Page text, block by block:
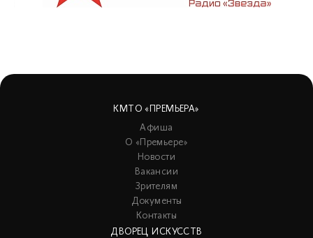
КМТО «ПРЕМЬЕРА»
Афиша
О «Премьере»
Новости
Вакансии
Зрителям
Документы
Контакты
ДВОРЕЦ ИСКУССТВ